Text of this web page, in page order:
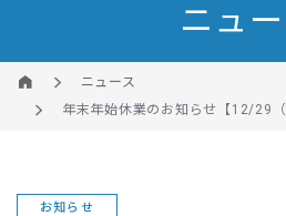
ニュ
ニュース
年末年始休業のお知らせ【12/29
お知らせ